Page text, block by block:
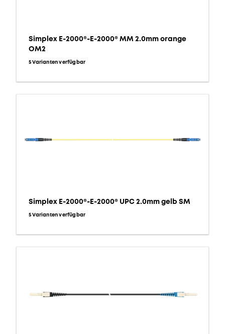
Simplex E-2000®-E-2000® MM 2.0mm orange
OM2
5 Varianten verfügbar
Simplex E-2000®-E-2000® UPC 2.0mm gelb SM
5 Varianten verfügbar